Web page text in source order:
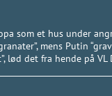
som et hus under
mens Putin
lød det fra hende på VL